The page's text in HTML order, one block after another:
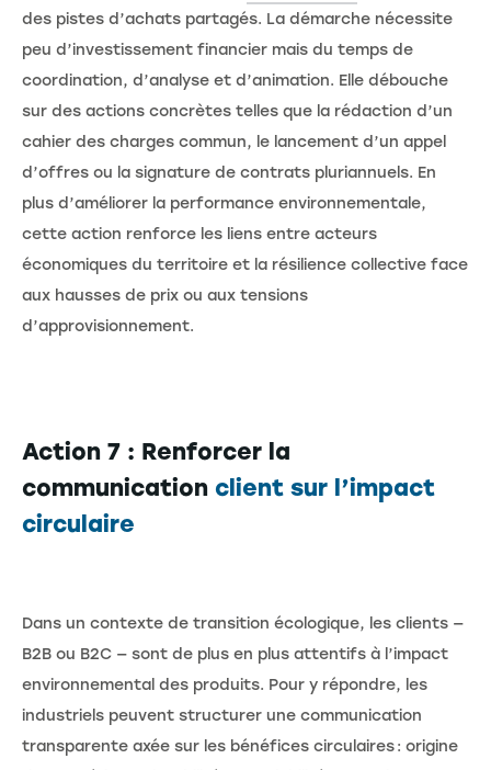
des pistes d’achats partagés. La démarche nécessite
peu d’investissement financier mais du temps de
coordination, d’analyse et d’animation. Elle débouche
sur des actions concrètes telles que la rédaction d’un
cahier des charges commun, le lancement d’un appel
d’offres ou la signature de contrats pluriannuels. En
plus d’améliorer la performance environnementale,
cette action renforce les liens entre acteurs
économiques du territoire et la résilience collective face
aux hausses de prix ou aux tensions
d’approvisionnement.
Action 7 : Renforcer la
communication client sur l’impact
circulaire
Dans un contexte de transition écologique, les clients —
B2B ou B2C — sont de plus en plus attentifs à l’impact
environnemental des produits. Pour y répondre, les
industriels peuvent structurer une communication
transparente axée sur les bénéfices circulaires : origine